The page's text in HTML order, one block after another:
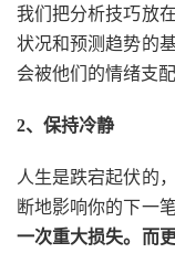
我们把分析技巧放
状况和预测趋势的
会被他们的情绪支
2、保持冷静
人生是跌宕起伏的
断地影响你的下一笔
一次重大损失。而